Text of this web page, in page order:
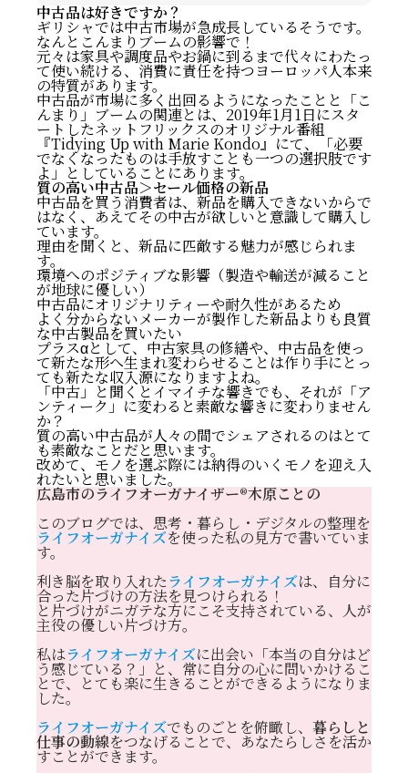
中古品は好きですか？
ギリシャでは中古市場が急成長しているそうです。
なんとこんまりブームの影響で！
元々は家具や調度品やお鍋に到るまで代々にわたっ
て使い続ける、消費に責任を持つヨーロッパ人本来
の特質があります。
中古品が市場に多く出回るようになったことと「こ
んまり」ブームの関連とは、2019年1月1日にスタ
ートしたネットフリックスのオリジナル番組
『Tidying Up with Marie Kondo』にて、「必要
でなくなったものは手放すことも一つの選択肢です
よ」としていることにあります。
質の高い中古品＞セール価格の新品
中古品を買う消費者は、新品を購入できないからで
はなく、あえてその中古が欲しいと意識して購入し
ています。
理由を聞くと、新品に匹敵する魅力が感じられま
す。
環境へのポジティブな影響（製造や輸送が減ること
が地球に優しい）
中古品にオリジナリティーや耐久性があるため
よく分からないメーカーが製作した新品よりも良質
な中古製品を買いたい
プラスαとして、中古家具の修繕や、中古品を使っ
て新たな形へ生まれ変わらせることは作り手にとっ
ても新たな収入源になりますよね。
「中古」と聞くとイマイチな響きでも、それが「ア
ンティーク」に変わると素敵な響きに変わりません
か？
質の高い中古品が人々の間でシェアされるのはとて
も素敵なことだと思います。
改めて、モノを選ぶ際には納得のいくモノを迎え入
れたいと思いました。
広島市のライフオーガナイザー®️木原ことの
このブログでは、思考・暮らし・デジタルの整理を
ライフオーガナイズを使った私の見方で書いていま
す。
利き脳を取り入れたライフオーガナイズは、自分に
合った片づけの方法を見つけられる！
と片づけがニガテな方にこそ支持されている、人が
主役の優しい片づけ方。
私はライフオーガナイズに出会い「本当の自分はど
う感じている？」と、常に自分の心に問いかけるこ
とで、とても楽に生きることができるようになりま
した。
ライフオーガナイズでものごとを俯瞰し、 暮らしと
仕事の動線をつなげることで、あなたらしさを活か
すことができます。